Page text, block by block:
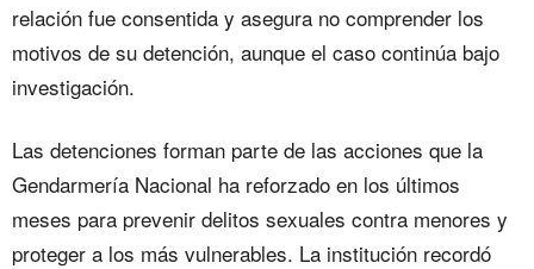
relación fue consentida y asegura no comprender los
motivos de su detención, aunque el caso continúa bajo
investigación.
Las detenciones forman parte de las acciones que la
Gendarmería Nacional ha reforzado en los últimos
meses para prevenir delitos sexuales contra menores y
proteger a los más vulnerables. La institución recordó